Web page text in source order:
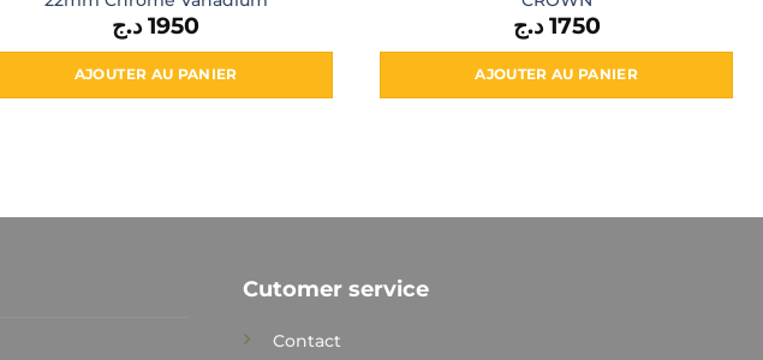
1950 د.ج
AJOUTER AU PANIER
1750 د.ج
AJOUTER AU PANIER
Cutomer service
Contact